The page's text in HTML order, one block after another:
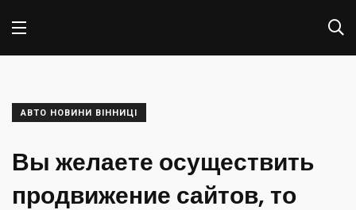
АВТО НОВИНИ ВІННИЦІ
Вы желаете осуществить
продвижение сайтов, то